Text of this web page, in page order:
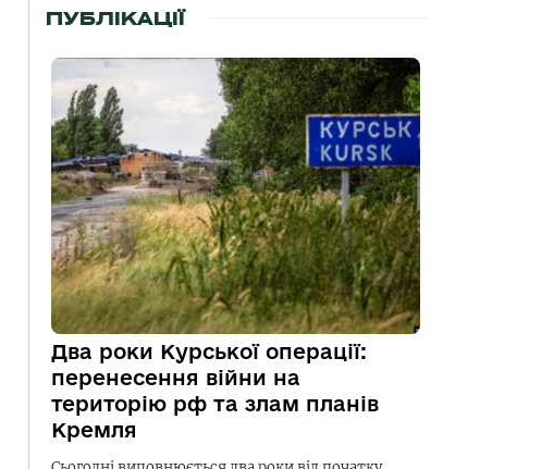
ПУБЛІКАЦІЇ
Два роки Курської операції:
перенесення війни на
територію рф та злам планів
Кремля